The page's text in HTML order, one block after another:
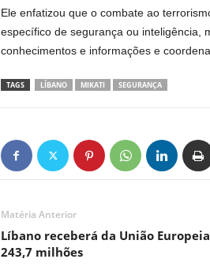
Ele enfatizou que o combate ao
específico de segurança ou inteligência,
conhecimentos e informações e
TAGS LÍBANO MIKATI SEGURANÇA
Matéria Anterior
Líbano receberá da União Europeia
243,7 milhões